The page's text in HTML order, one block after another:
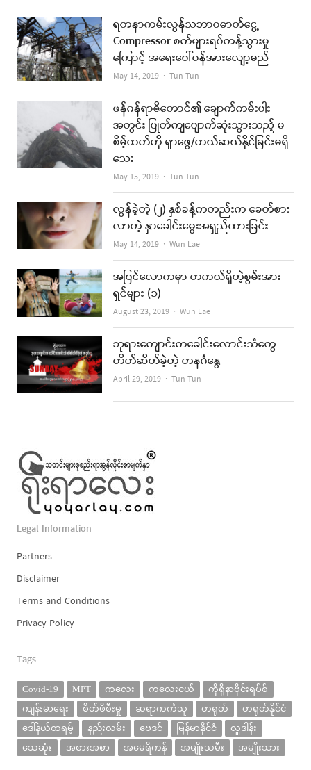
ရတနာကမ်းလွန်သဘာဝဓာတ်ငွေ့
Compressor စက်များရပ်တန့်သွားမှု
ကြောင့် အရေးပေါ်ဝန်အားလျော့မည်
May 14, 2019 Author
Tun Tun
ဖန်ဂန်ရာဇီတောင်၏ ချောက်ကမ်းပါး
အတွင်း ပြုတ်ကျပျောက်ဆုံးသွားသည့် မ
စိမ့်ထက်ကို ရှာဖွေ/ကယ်ဆယ်နိုင်ခြင်းမရှိ
သေး
May 15, 2019 Author
Tun Tun
လွန်ခဲ့တဲ့ (၂) နှစ်ခန့်ကတည်းက ခေတ်စား
လာတဲ့ နှာခေါင်းမွေးအရှည်ထားခြင်း
May 14, 2019 Author
Wun Lae
အပြင်လောကမှာ တကယ်ရှိတဲ့စွမ်းအား
ရှင်များ (၁)
August 23, 2019 Author
Wun Lae
ဘုရားကျောင်းကခေါင်းလောင်းသံတွေ
တိတ်ဆိတ်ခဲ့တဲ့ တနင်္ဂနွေ
April 29, 2019 Author
Tun Tun
Legal Information
Partners
Disclaimer
Terms and Conditions
Privacy Policy
Tags
Covid-19 MPT ကလေး ကလေးငယ်
ကိုရိုနာဗိုင်းရပ်စ်
ကျန်းမာရေး
စိတ်ဖိစီးမှု ဆရာကင်္ကသူ တရုတ်
တရုတ်နိုင်ငံ
ဒေါ်နယ်ထရမ့်
နည်းလမ်း ဗေဒင် မြန်မာနိုင်ငံ
လှူဒါန်း
သေဆုံး
အစားအစာ အမေရိကန် အမျိုးသမီး အမျိုးသား